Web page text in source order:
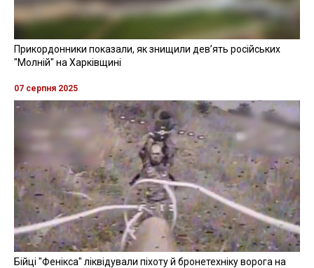
Прикордонники показали, як знищили девʼять російських
"Молній" на Харківщині
07 серпня 2025
Бійці "Фенікса" ліквідували піхоту й бронетехніку ворога на